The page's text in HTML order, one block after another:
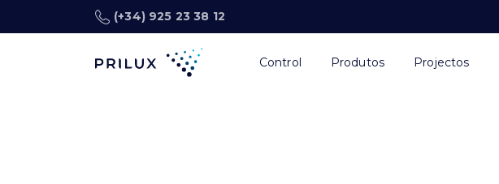
(+34) 925 23 38 12
Control Produtos Projectos